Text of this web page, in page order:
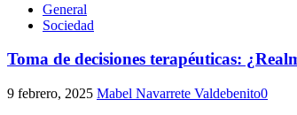
General
Sociedad
Toma de decisiones terapéuticas:
9 febrero, 2025 Mabel Navarrete Valdebenito0